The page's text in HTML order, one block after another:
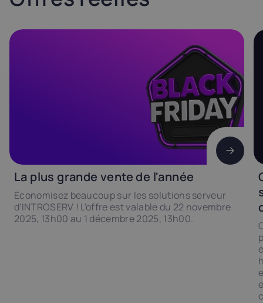
La plus grande vente de l'année
Economisez beaucoup sur les solutions serveur
d'INTROSERV ! L'offre est valable du 22 novembre
2025, 13h00 au 1 décembre 2025, 13h00.